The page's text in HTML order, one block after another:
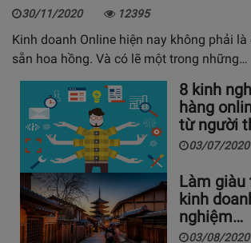
30/11/2020 12395
Kinh doanh Online hiện nay không phải
sẵn hoa hồng. Và có lẽ một trong những…
8 kinh
hàng
từ người
03/07/2020
Làm giàu
kinh
nghiệm…
03/08/2020